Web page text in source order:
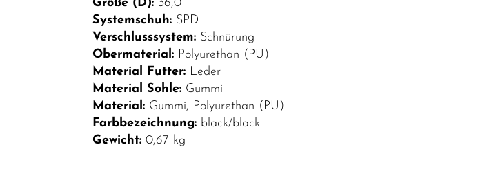
Größe (D): 36,0
Systemschuh: SPD
Verschlusssystem: Schnürung
Obermaterial: Polyurethan (PU)
Material Futter: Leder
Material Sohle: Gummi
Material: Gummi, Polyurethan (PU)
Farbbezeichnung: black/black
Gewicht: 0,67 kg